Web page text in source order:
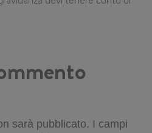
sarà pubblicato. I campi